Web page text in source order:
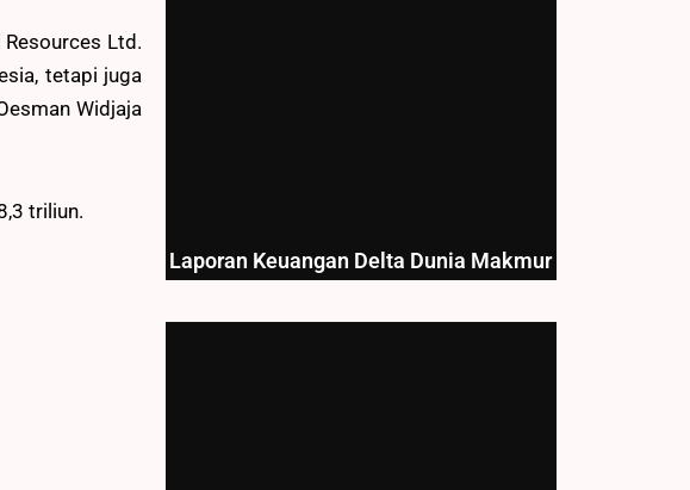
Resources Ltd.
tetapi juga
Widjaja
triliun.
Laporan Keuangan Delta Dunia Makmur